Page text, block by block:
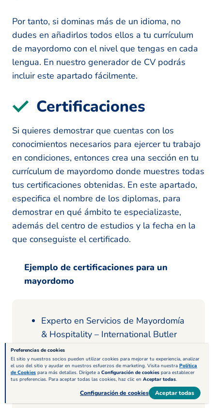
Por tanto, si dominas más de un idioma, no
dudes en añadirlos todos ellos a tu currículum
de mayordomo con el nivel que tengas en cada
lengua. En nuestro generador de CV podrás
incluir este apartado fácilmente.
Certificaciones
Si quieres demostrar que cuentas con los
conocimientos necesarios para ejercer tu trabajo
en condiciones, entonces crea una sección en tu
currículum de mayordomo donde muestres todas
tus certificaciones obtenidas. En este apartado,
especifica el nombre de los diplomas, para
demostrar en qué ámbito te especializaste,
además del centro de estudios y la fecha en la
que conseguiste el certificado.
Ejemplo de certificaciones para un
mayordomo
Experto en Servicios de Mayordomía
& Hospitality – International Butler
School, 2020
Capacitación para Mayordomos –
International Institute for Modern
Butlers, 2010
Preferencias de cookies
El sitio y nuestros socios pueden utilizar cookies para mejorar tu experiencia, analizar
el uso del sitio y ayudar en nuestros esfuerzos de marketing. Visita nuestra Política
de Cookies para más detalles. Dirígete a Configuración de cookies para establecer
tus preferencias. Para aceptar todas las cookies, haz clic en Aceptar todas.
Configuración de cookies Aceptar todas